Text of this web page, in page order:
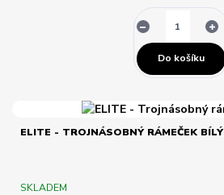
Do košíku
ELITE - TROJNÁSOBNÝ RÁMEČEK BÍLÝ
SKLADEM